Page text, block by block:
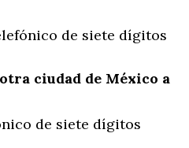
de siete dígitos
ciudad de México a
de siete dígitos